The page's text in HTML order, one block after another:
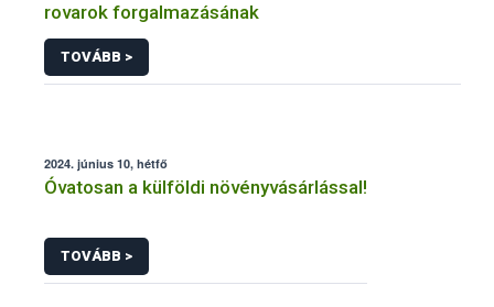
rovarok forgalmazásának
TOVÁBB >
2024. június 10, hétfő
Óvatosan a külföldi növényvásárlással!
TOVÁBB >